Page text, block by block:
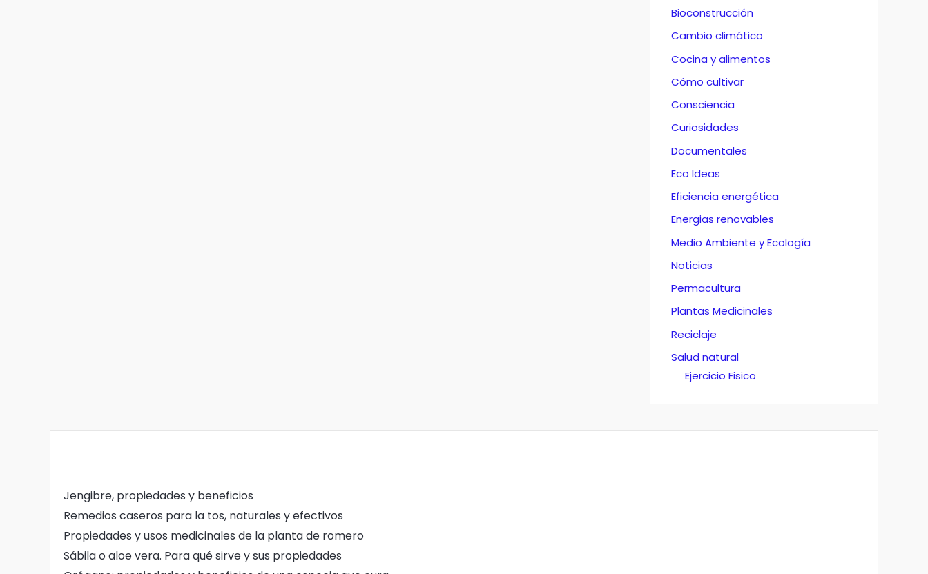
Bioconstrucción
Cambio climático
Cocina y alimentos
Cómo cultivar
Consciencia
Curiosidades
Documentales
Eco Ideas
Eficiencia energética
Energias renovables
Medio Ambiente y Ecología
Noticias
Permacultura
Plantas Medicinales
Reciclaje
Salud natural
Ejercicio Fisico
Jengibre, propiedades y beneficios
Remedios caseros para la tos, naturales y efectivos
Propiedades y usos medicinales de la planta de romero
Sábila o aloe vera. Para qué sirve y sus propiedades